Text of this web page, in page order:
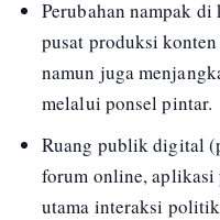
Perubahan nampak di
pusat produksi
namun juga
melalui ponsel pintar.
Ruang publik digital
forum online, aplikasi
utama interaksi